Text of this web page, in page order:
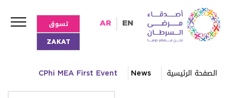
AR EN
تسوق
ZAKAT
الصفحة الرئيسية News
CPhi MEA First Event